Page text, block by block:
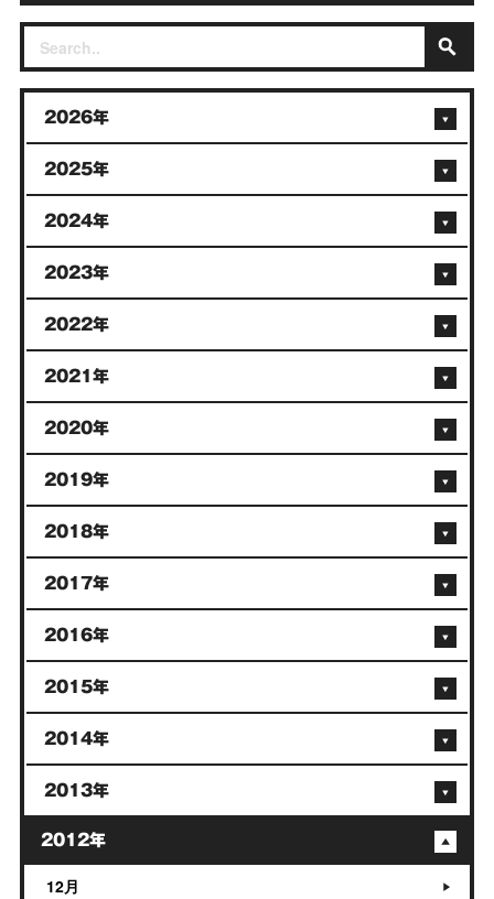
2026年
2025年
2024年
2023年
2022年
2021年
2020年
2019年
2018年
2017年
2016年
2015年
2014年
2013年
2012年
12月